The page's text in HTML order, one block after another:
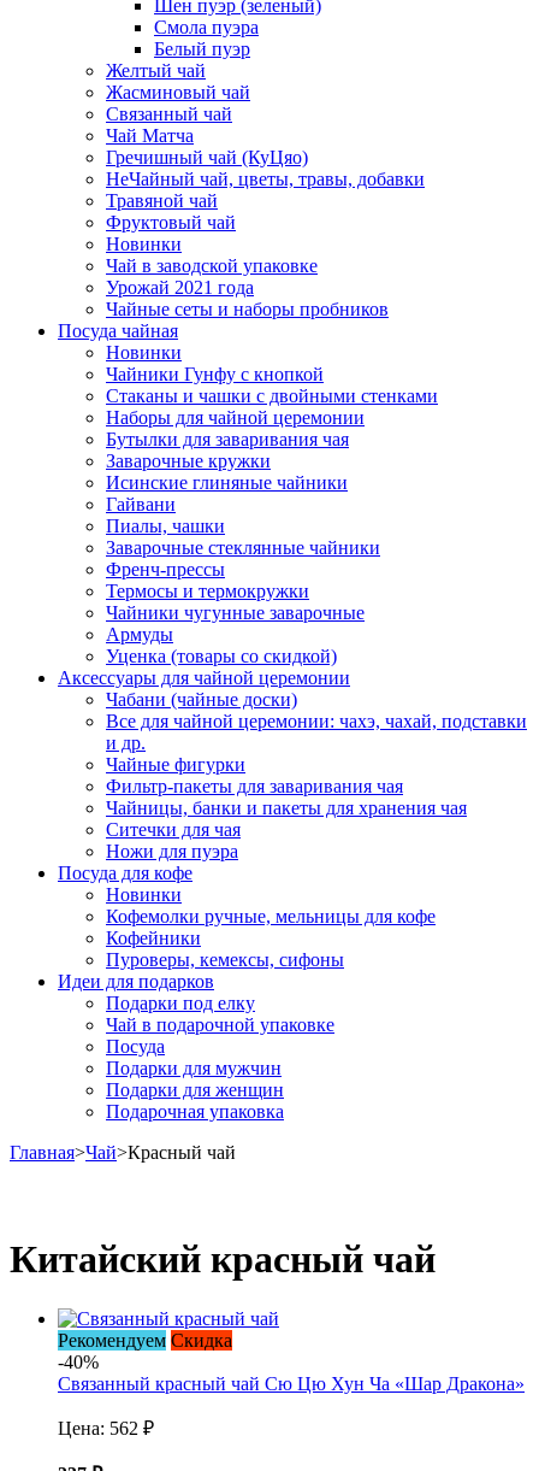
Шен пуэр (зеленый)
Смола пуэра
Белый пуэр
Желтый чай
Жасминовый чай
Связанный чай
Чай Матча
Гречишный чай (КуЦяо)
НеЧайный чай, цветы, травы, добавки
Травяной чай
Фруктовый чай
Новинки
Чай в заводской упаковке
Урожай 2021 года
Чайные сеты и наборы пробников
Посуда чайная
Новинки
Чайники Гунфу с кнопкой
Стаканы и чашки с двойными стенками
Наборы для чайной церемонии
Бутылки для заваривания чая
Заварочные кружки
Исинские глиняные чайники
Гайвани
Пиалы, чашки
Заварочные стеклянные чайники
Френч-прессы
Термосы и термокружки
Чайники чугунные заварочные
Армуды
Уценка (товары со скидкой)
Аксессуары для чайной церемонии
Чабани (чайные доски)
Все для чайной церемонии: чахэ, чахай, подставки
и др.
Чайные фигурки
Фильтр-пакеты для заваривания чая
Чайницы, банки и пакеты для хранения чая
Ситечки для чая
Ножи для пуэра
Посуда для кофе
Новинки
Кофемолки ручные, мельницы для кофе
Кофейники
Пуроверы, кемексы, сифоны
Идеи для подарков
Подарки под елку
Чай в подарочной упаковке
Посуда
Подарки для мужчин
Подарки для женщин
Подарочная упаковка
Главная>Чай>Красный чай
Китайский красный чай
Рекомендуем Скидка
-40%
Связанный красный чай Сю Цю Хун Ча «Шар Дракона»
Цена: 562 ₽